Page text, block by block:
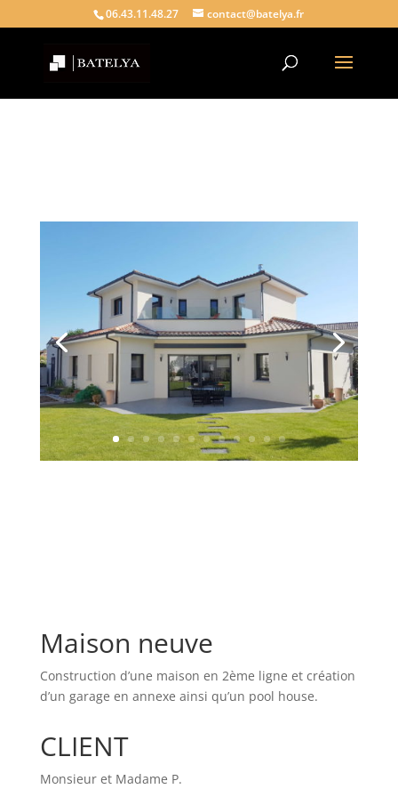
06.43.11.48.27 contact@batelya.fr
Maison neuve
Construction d’une maison en 2ème ligne et création
d’un garage en annexe ainsi qu’un pool house.
CLIENT
Monsieur et Madame P.